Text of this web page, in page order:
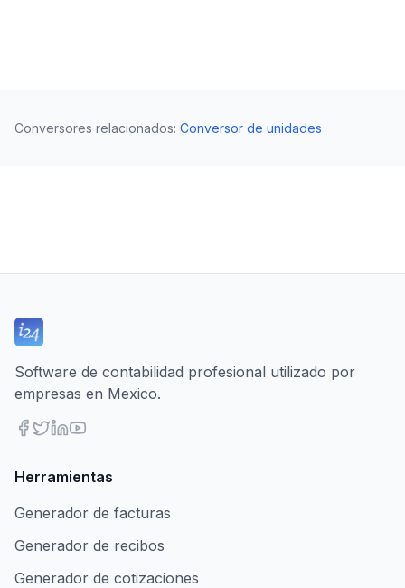
Conversores relacionados: Conversor de unidades
Software de contabilidad profesional utilizado por
empresas en Mexico.
Herramientas
Generador de facturas
Generador de recibos
Generador de cotizaciones